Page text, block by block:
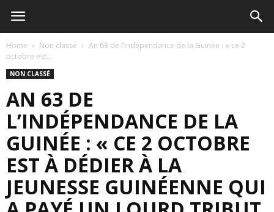
Home Non classé
An 63 de l’indépendance de la Guinée : « ce 2
octobre est...
NON CLASSÉ
AN 63 DE
L’INDÉPENDANCE DE LA
GUINÉE : « CE 2 OCTOBRE
EST À DÉDIER À LA
JEUNESSE GUINÉENNE QUI